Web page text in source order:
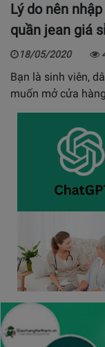
Lý do nên
quần jean giá
18/05/2020
Bạn là sinh viên,
muốn mở cửa